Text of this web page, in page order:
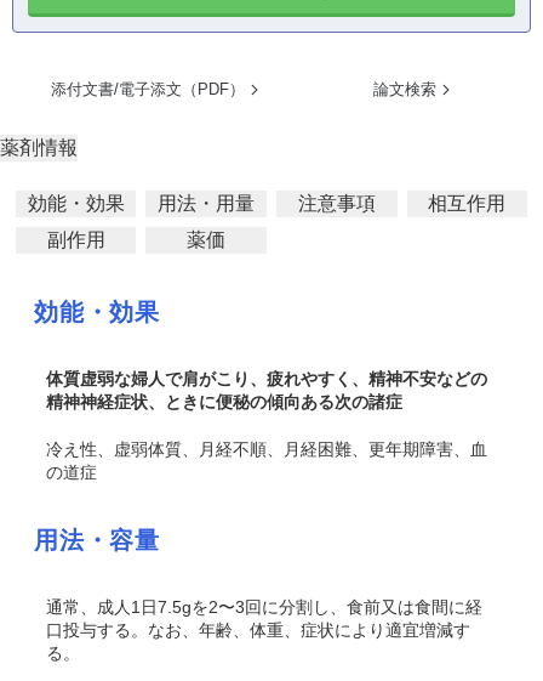
添付文書/電子添文（PDF） 論文検索
薬剤情報
効能・効果 用法・用量 注意事項
相互作用
副作用
薬価
効能・効果
体質虚弱な婦人で肩がこり、疲れやすく、精神不安などの
精神神経症状、ときに便秘の傾向ある次の諸症
冷え性、虚弱体質、月経不順、月経困難、更年期障害、血
の道症
用法・容量
通常、成人1日7.5gを2〜3回に分割し、食前又は食間に経
口投与する。なお、年齢、体重、症状により適宜増減す
る。